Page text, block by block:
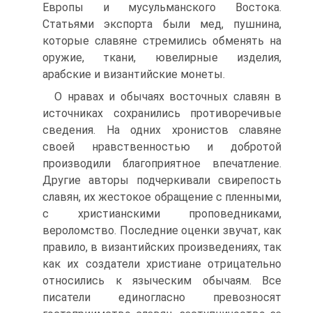
Европы и мусульманского Востока.
Статьями экспорта были мед, пушнина,
которые славяне стремились обменять на
оружие, ткани, ювелирные изделия,
арабские и византийские монеты.
О нравах и обычаях восточных славян в
источниках сохранились противоречивые
сведения. На одних хронистов славяне
своей нравственностью и добротой
производили благоприятное впечатление.
Другие авторы подчеркивали свирепость
славян, их жестокое обращение с пленными,
с христианскими проповедниками,
вероломство. Последние оценки звучат, как
правило, в византийских произведениях, так
как их создатели христиане отрицательно
относились к языческим обычаям. Все
писатели единогласно превозносят